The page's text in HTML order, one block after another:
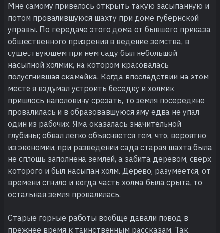
Мне самому привелось открыть такую засыпанную и
потом провалившуюся шахту при доме губернской
управы. По передаче этого дома от бывшего приказа
общественного призрения в ведение земства, в
существующем при нем саду был небольшой
насыпной холмик, на котором красовалась
полусгнившая скамейка. Когда впоследствии на этом
месте я вздумал устроить беседку и холмик
пришлось наполовину срезать, то земля посередине
провалилась и в образовавшуюся яму едва не упал
один из рабочих. Яма оказалась значительной
глубины; обвал легко объясняется тем, что, вероятно
из экономии, при разведении сада старая шахта была
не сплошь заполнена землей, а забита деревом, сверх
которого и был насыпан холм. Дерево, разумеется, от
времени сгнило и когда часть холма была срыта, то
остальная земля провалилась.
Старые горные работы вообще давали повод в
прежнее время к таинственным рассказам. Так,